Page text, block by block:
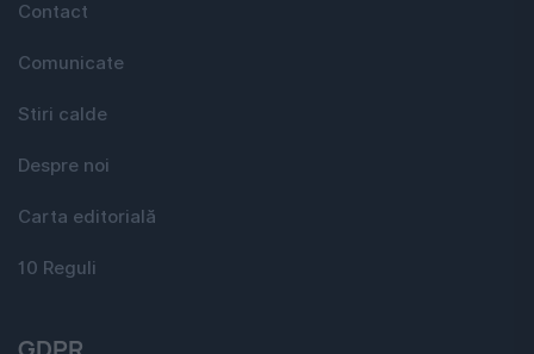
Contact
Comunicate
Stiri calde
Despre noi
Carta editorială
10 Reguli